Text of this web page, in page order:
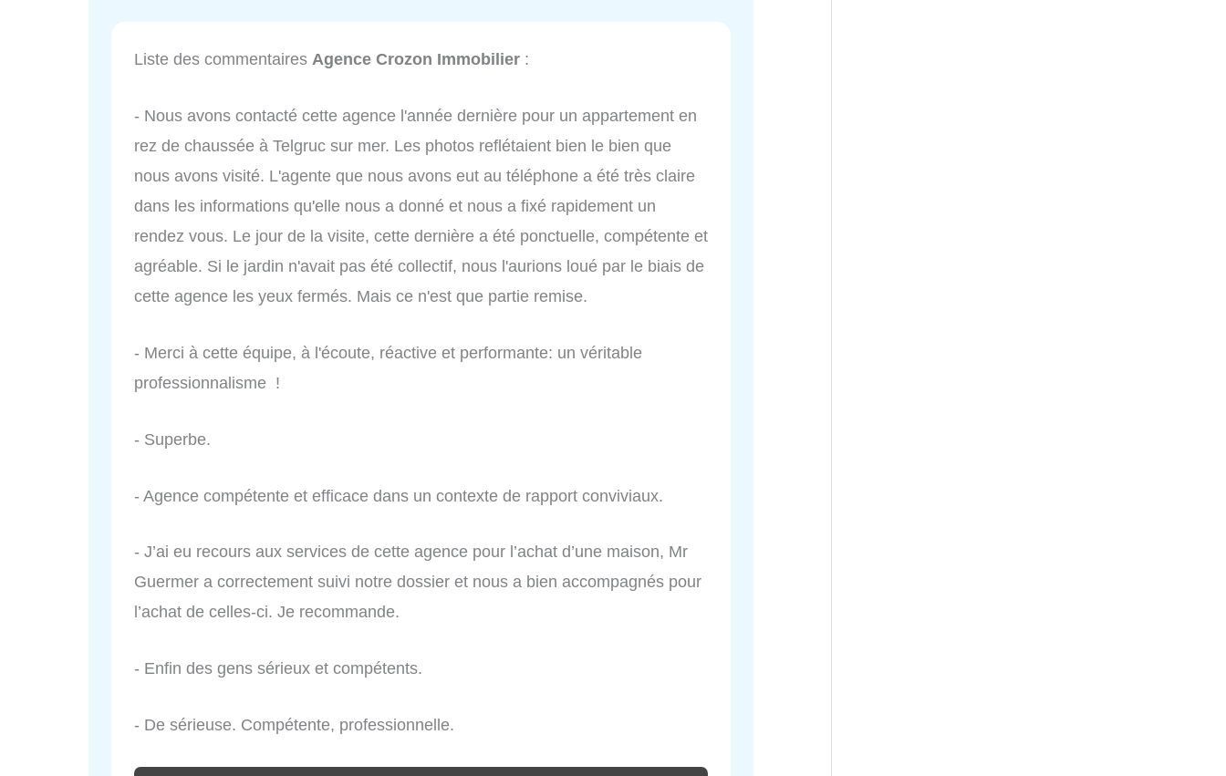
Liste des commentaires Agence Crozon Immobilier :
- Nous avons contacté cette agence l'année dernière pour un appartement en
rez de chaussée à Telgruc sur mer. Les photos reflétaient bien le bien que
nous avons visité. L'agente que nous avons eut au téléphone a été très claire
dans les informations qu'elle nous a donné et nous a fixé rapidement un
rendez vous. Le jour de la visite, cette dernière a été ponctuelle, compétente et
agréable. Si le jardin n'avait pas été collectif, nous l'aurions loué par le biais de
cette agence les yeux fermés. Mais ce n'est que partie remise.
- Merci à cette équipe, à l'écoute, réactive et performante: un véritable
professionnalisme !
- Superbe.
- Agence compétente et efficace dans un contexte de rapport conviviaux.
- J’ai eu recours aux services de cette agence pour l’achat d’une maison, Mr
Guermer a correctement suivi notre dossier et nous a bien accompagnés pour
l’achat de celles-ci. Je recommande.
- Enfin des gens sérieux et compétents.
- De sérieuse. Compétente, professionnelle.